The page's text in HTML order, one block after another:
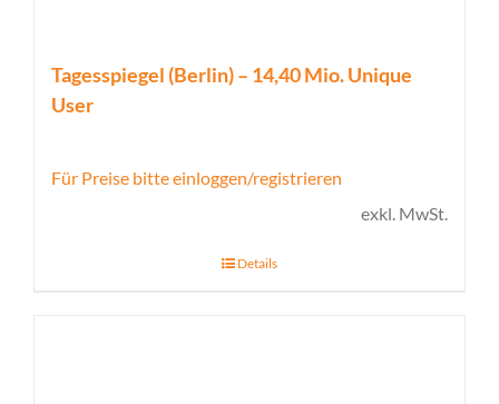
Tagesspiegel (Berlin) – 14,40 Mio. Unique
User
Für Preise bitte einloggen/registrieren
exkl. MwSt.
Details